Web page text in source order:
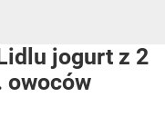
jogurt z 2
owoców